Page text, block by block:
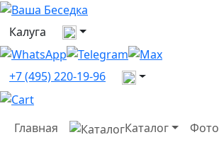
Калуга Выберите город
+7 (495) 220-19-96 Все контакты
Главная Каталог Фото